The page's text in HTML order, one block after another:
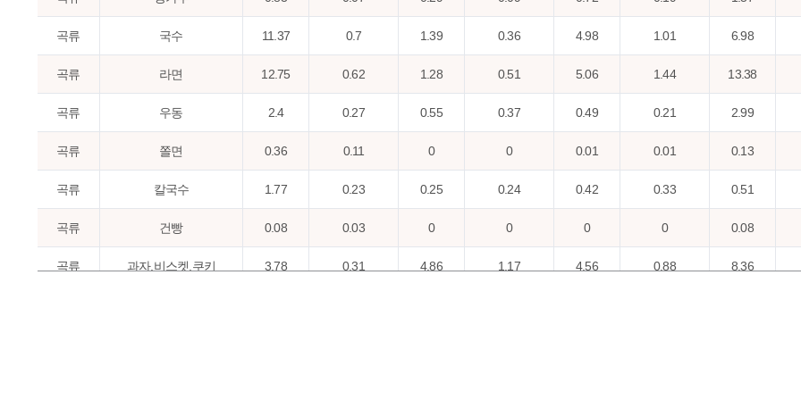
곡류 국수 11.37 0.7 1.39 0.36 4.98 1.01 6.98
곡류 라면 12.75 0.62 1.28 0.51 5.06 1.44 13.38
곡류 우동 2.4 0.27 0.55 0.37 0.49 0.21 2.99
곡류 쫄면 0.36 0.11 0 0 0.01 0.01 0.13
곡류 칼국수 1.77 0.23 0.25 0.24 0.42 0.33 0.51
곡류 건빵 0.08 0.03 0 0 0 0 0.08
곡류 과자,비스켓,쿠키 3.78 0.31 4.86 1.17 4.56 0.88 8.36